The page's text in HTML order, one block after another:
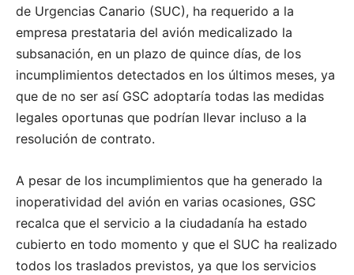
de Urgencias Canario (SUC), ha requerido a la
empresa prestataria del avión medicalizado la
subsanación, en un plazo de quince días, de los
incumplimientos detectados en los últimos meses, ya
que de no ser así GSC adoptaría todas las medidas
legales oportunas que podrían llevar incluso a la
resolución de contrato.
A pesar de los incumplimientos que ha generado la
inoperatividad del avión en varias ocasiones, GSC
recalca que el servicio a la ciudadanía ha estado
cubierto en todo momento y que el SUC ha realizado
todos los traslados previstos, ya que los servicios